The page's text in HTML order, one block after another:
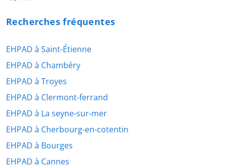
Recherches fréquentes
EHPAD à Saint-Étienne
EHPAD à Chambéry
EHPAD à Troyes
EHPAD à Clermont-ferrand
EHPAD à La seyne-sur-mer
EHPAD à Cherbourg-en-cotentin
EHPAD à Bourges
EHPAD à Cannes